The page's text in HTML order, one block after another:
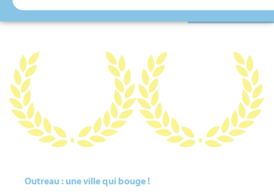
Outreau : une ville qui bouge !